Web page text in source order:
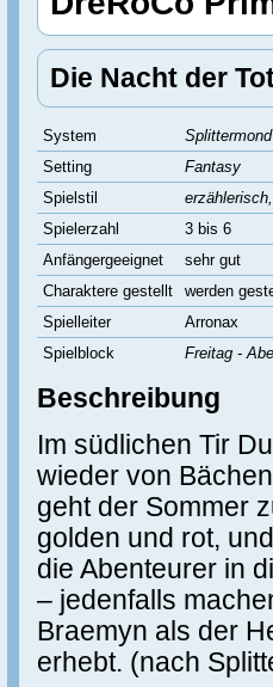
Die Nacht der
System
Splittermond
Setting
Fantasy
Spielstil
Spielerzahl
3 bis 6
Anfängergeeignet
sehr gut
Charaktere gestellt
werden
Spielleiter
Arronax
Spielblock
Freitag -
Beschreibung
Im südlichen Tir
wieder von
geht der Sommer
golden und rot,
die Abenteurer in
– jedenfalls
Braemyn als der
erhebt. (nach